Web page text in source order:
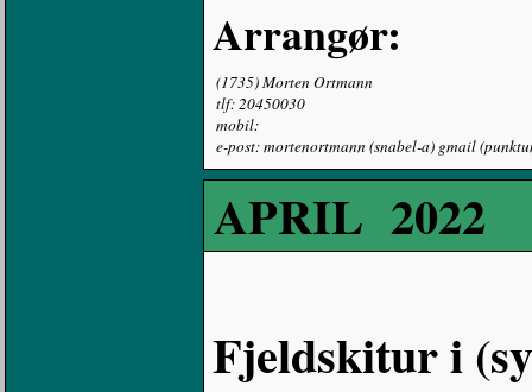
Arrangør:
(1735) Morten Ortmann
tlf: 20450030
mobil:
e-post: mortenortmann (snabel-a) gmail
APRIL 2022
Fjeldskitur i